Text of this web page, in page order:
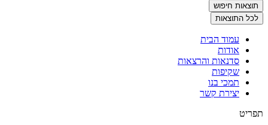
תוצאות חיפוש
לכל התוצאות
עמוד הבית
אודות
סדנאות והרצאות
שקיפות
תמכי בנו
יצירת קשר
תפריט